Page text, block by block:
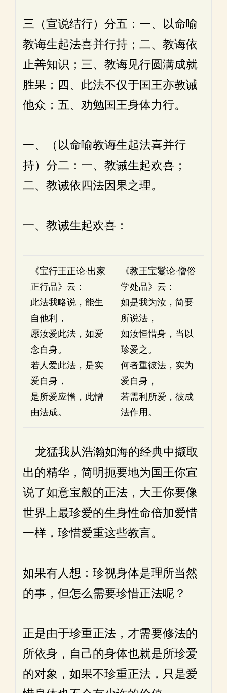
三（宣说结行）分五：一、以命喻
教诲生起法喜并行持；二、教诲依
止善知识；三、教诲见行圆满成就
胜果；四、此法不仅于国王亦教诫
他众；五、劝勉国王身体力行。
一、（以命喻教诲生起法喜并行
持）分二：一、教诫生起欢喜；
二、教诫依四法因果之理。
一、教诫生起欢喜：
《宝行王正论·出家
正行品》云：
此法我略说，能生
自他利，
愿汝爱此法，如爱
念自身。
若人爱此法，是实
爱自身，
是所爱应憎，此憎
由法成。
《教王宝鬘论·僧俗
学处品》云：
如是我为汝，简要
所说法，
如汝恒惜身，当以
珍爱之。
何者重彼法，实为
爱自身，
若需利所爱，彼成
法作用。
龙猛我从浩瀚如海的经典中撷取
出的精华，简明扼要地为国王你宣
说了如意宝般的正法，大王你要像
世界上最珍爱的生身性命倍加爱惜
一样，珍惜爱重这些教言。
如果有人想：珍视身体是理所当然
的事，但怎么需要珍惜正法呢？
正是由于珍重正法，才需要修法的
所依身，自己的身体也就是所珍爱
的对象，如果不珍重正法，只是爱